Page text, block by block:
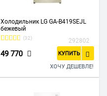
Холодильник LG GA-B419SEJL
бежевый
(32) 292802
49 770 КУПИТЬ
ХОЧУ ДЕШЕВЛЕ!